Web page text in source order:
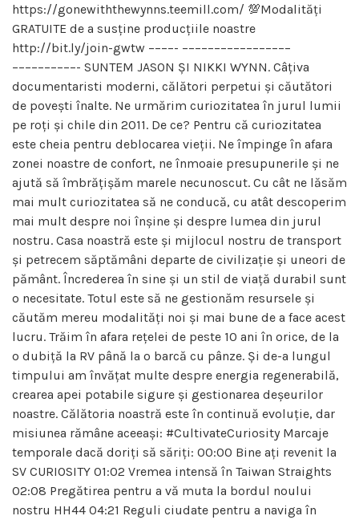
https://gonewiththewynns.teemill.com/ 💯Modalități
GRATUITE de a susține producțiile noastre
http://bit.ly/join-gwtw ––––- –––––––––––––––––
––––––––––- SUNTEM JASON ȘI NIKKI WYNN. Câțiva
documentaristi moderni, călători perpetui și căutători
de povești înalte. Ne urmărim curiozitatea în jurul lumii
pe roți și chile din 2011. De ce? Pentru că curiozitatea
este cheia pentru deblocarea vieții. Ne împinge în afara
zonei noastre de confort, ne înmoaie presupunerile și ne
ajută să îmbrățișăm marele necunoscut. Cu cât ne lăsăm
mai mult curiozitatea să ne conducă, cu atât descoperim
mai mult despre noi înșine și despre lumea din jurul
nostru. Casa noastră este și mijlocul nostru de transport
și petrecem săptămâni departe de civilizație și uneori de
pământ. Încrederea în sine și un stil de viață durabil sunt
o necesitate. Totul este să ne gestionăm resursele și
căutăm mereu modalități noi și mai bune de a face acest
lucru. Trăim în afara rețelei de peste 10 ani în orice, de la
o dubiță la RV până la o barcă cu pânze. Și de-a lungul
timpului am învățat multe despre energia regenerabilă,
crearea apei potabile sigure și gestionarea deșeurilor
noastre. Călătoria noastră este în continuă evoluție, dar
misiunea rămâne aceeași: #CultivateCuriosity Marcaje
temporale dacă doriți să săriți: 00:00 Bine ați revenit la
SV CURIOSITY 01:02 Vremea intensă în Taiwan Straights
02:08 Pregătirea pentru a vă muta la bordul noului
nostru HH44 04:21 Reguli ciudate pentru a naviga în